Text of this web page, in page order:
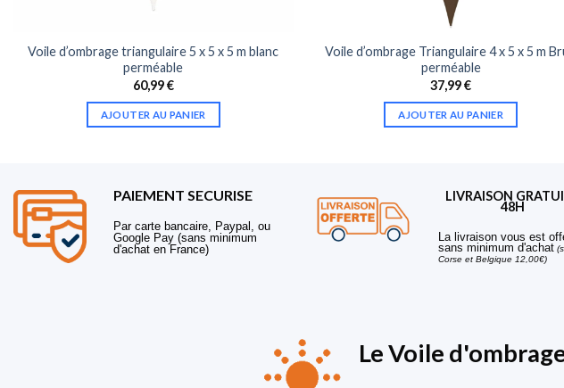
Voile d’ombrage triangulaire 5 x 5 x 5 m blanc
perméable
60,99€
AJOUTER AU PANIER
Voile d’ombrage Triangulaire 4 x 5 x 5 m
perméable
37,99€
AJOUTER AU PANIER
PAIEMENT SECURISE
Par carte bancaire, Paypal, ou
Google Pay (sans minimum
d'achat en France)
LIVRAISON
48H
La livraison vous est
sans minimum d'achat
Corse et Belgique 12,00€)
Le Voile